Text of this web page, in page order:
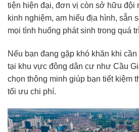
tiện hiện đại, đơn vị còn sở hữu đội
kinh nghiệm, am hiểu địa hình, sẵn
mọi tình huống phát sinh trong quá
Nếu bạn đang gặp khó khăn khi
tại khu vực đông dân cư như Cầu
chọn thông minh giúp bạn tiết kiệm
tối ưu chi phí.